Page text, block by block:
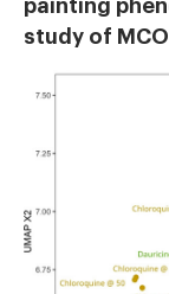
painting
study of